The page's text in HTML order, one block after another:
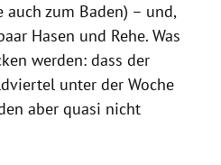
zum Baden) – und,
Hasen und Rehe. Was
werden: dass der
unter der Woche
aber quasi nicht